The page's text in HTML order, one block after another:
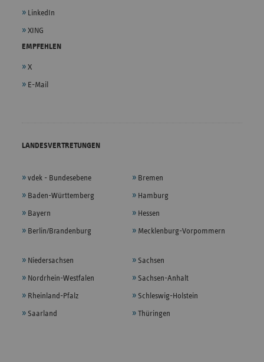
LinkedIn
XING
EMPFEHLEN
X
E-Mail
LANDESVERTRETUNGEN
vdek - Bundesebene
Baden-Württemberg
Bayern
Berlin/Brandenburg
Bremen
Hamburg
Hessen
Mecklenburg-Vorpommern
Niedersachsen
Nordrhein-Westfalen
Rheinland-Pfalz
Saarland
Sachsen
Sachsen-Anhalt
Schleswig-Holstein
Thüringen